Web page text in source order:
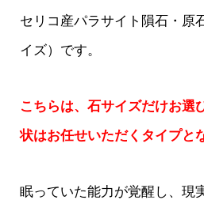
セリコ産パラサイト隕石・原
イズ）です。
こちらは、石サイズだけお選
状はお任せいただくタイプと
眠っていた能力が覚醒し、現